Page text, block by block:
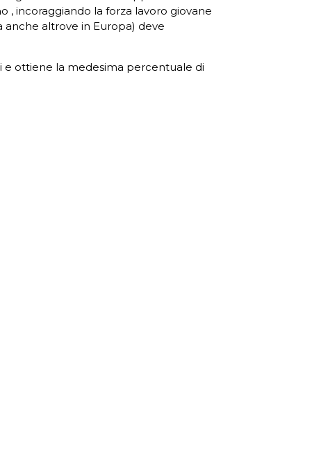
incoraggiando la forza lavoro giovane
altrove in Europa) deve
e ottiene la medesima percentuale di